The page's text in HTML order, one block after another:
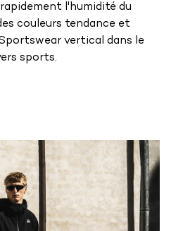
l'humidité du
couleurs tendance et
vertical dans le
sports.